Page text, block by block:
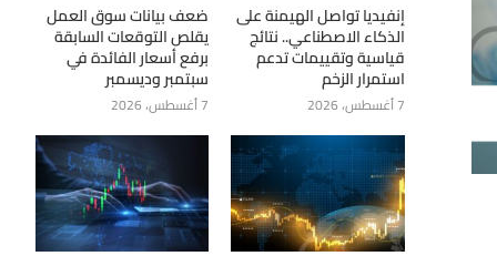
إنفيديا تواصل الهيمنة على
الذكاء الاصطناعي.. نتائج
قياسية وتقييمات تدعم
استمرار الزخم
7 أغسطس، 2026
ضعف بيانات سوق العمل
يقلص التوقعات السابقة
برفع أسعار الفائدة في
سبتمبر وديسمبر
7 أغسطس، 2026